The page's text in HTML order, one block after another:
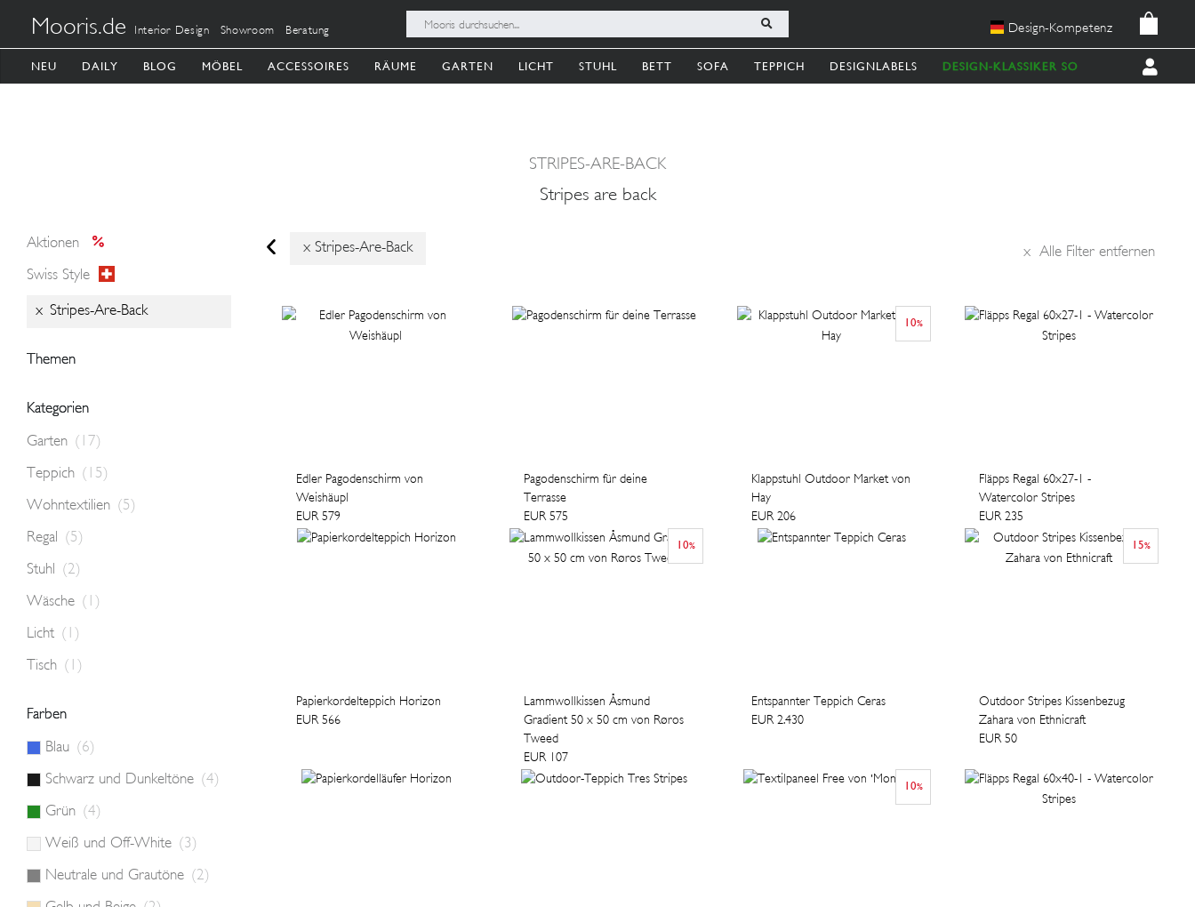
Mooris.de Interior Design Showroom Beratung Design-Kompetenz
NEU DAILY BLOG MÖBEL ACCESSOIRES RÄUME GARTEN LICHT STUHL BETT SOFA TEPPICH DESIGNLABELS DESIGN-KLASSIKER SOFORT LIEFERBAR
STRIPES-ARE-BACK
Stripes are back
x Stripes-Are-Back x Alle Filter entfernen
Aktionen
Swiss Style
x Stripes-Are-Back
Themen
Kategorien
Garten (17)
Teppich (15)
Wohntextilien (5)
Regal (5)
Stuhl (2)
Wäsche (1)
Licht (1)
Tisch (1)
Farben
Blau (6)
Schwarz und Dunkeltöne (4)
Grün (4)
Weiß und Off-White (3)
Neutrale und Grautöne (2)
Edler Pagodenschirm von
Weishäupl
EUR 579
Pagodenschirm für deine
Terrasse
EUR 575
10%
Klappstuhl Outdoor Market von
Hay
EUR 206
Fläpps Regal 60x27-1 -
Watercolor Stripes
EUR 235
Papierkordelteppich Horizon
EUR 566
10%
Lammwollkissen Åsmund
Gradient 50 x 50 cm von Røros
Tweed
EUR 107
Entspannter Teppich Ceras
EUR 2.430
15%
Outdoor Stripes Kissenbezug
Zahara von Ethnicraft
EUR 50
10%